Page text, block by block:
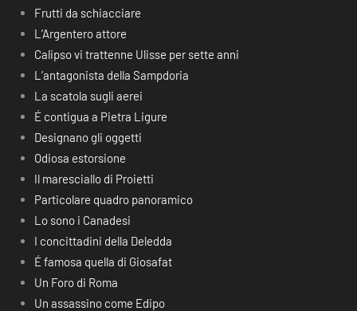
Frutti da schiacciare
L’Argentero attore
Calipso vi trattenne Ulisse per sette anni
L’antagonista della Sampdoria
La scatola sugli aerei
É contigua a Pietra Ligure
Designano gli oggetti
Odiosa estorsione
Il maresciallo di Proietti
Particolare quadro panoramico
Lo sono i Canadesi
I concittadini della Deledda
É famosa quella di Giosafat
Un Foro di Roma
Un assassino come Edipo